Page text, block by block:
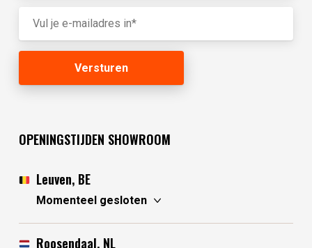
OPENINGSTIJDEN SHOWROOM
Leuven, BE
Momenteel gesloten
vrijdag
10:30 - 17:30
zaterdag
Roosendaal, NL